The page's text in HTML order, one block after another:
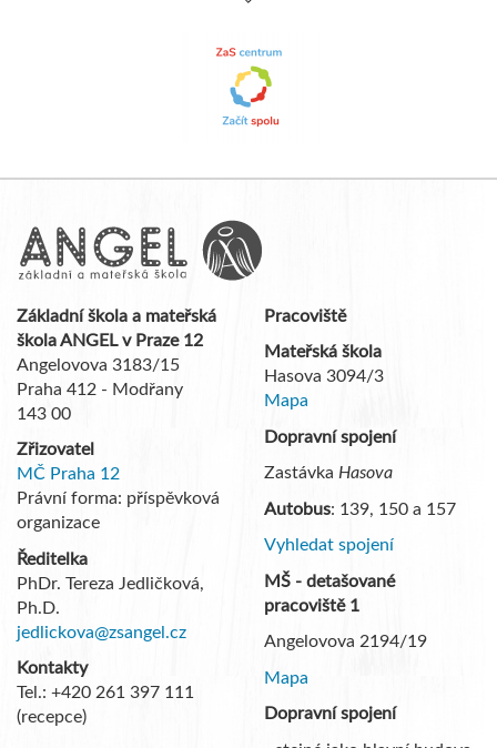
Základní škola a mateřská
škola ANGEL v Praze 12
Angelovova 3183/15
Praha 412 - Modřany
143 00
Zřizovatel
MČ Praha 12
Právní forma: příspěvková
organizace
Ředitelka
PhDr. Tereza Jedličková,
Ph.D.
jedlickova@zsangel.cz
Kontakty
Tel.: +420 261 397 111
(recepce)
Pracoviště
Mateřská škola
Hasova 3094/3
Mapa
Dopravní spojení
Zastávka Hasova
Autobus: 139, 150 a 157
Vyhledat spojení
MŠ - detašované
pracoviště 1
Angelovova 2194/19
Mapa
Dopravní spojení